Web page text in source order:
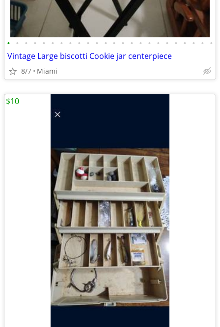
• • • • • • • • • • • • • • • • • • • • • • • •
Vintage Large biscotti Cookie jar centerpiece
8/7 Miami
$10